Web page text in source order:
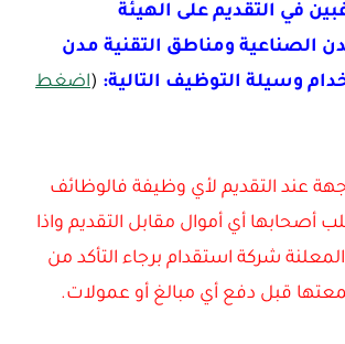
في التقديم على الهيئة
الصناعية ومناطق التقنية مدن
وسيلة التوظيف التالية: (اضغط
عند التقديم لأي وظيفة فالوظائف
أصحابها أي أموال مقابل التقديم واذا
شركة استقدام برجاء التأكد من
قبل دفع أي مبالغ أو عمولات.